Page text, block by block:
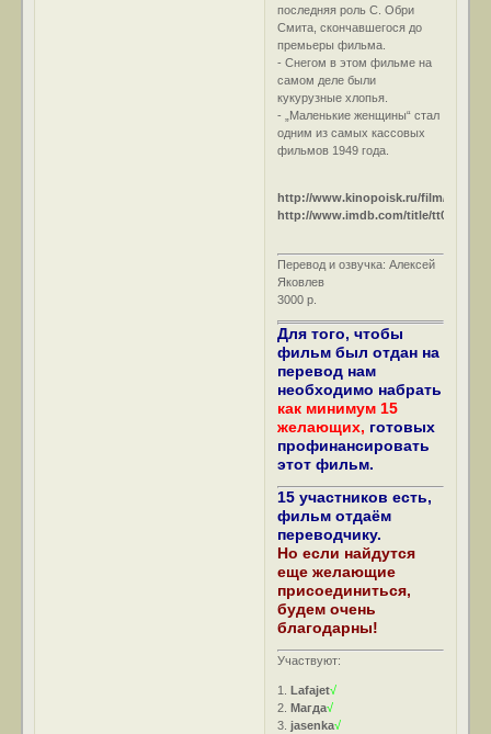
последняя роль С. Обри
Смита, скончавшегося до
премьеры фильма.
- Снегом в этом фильме на
самом деле были
кукурузные хлопья.
- „Маленькие женщины“ стал
одним из самых кассовых
фильмов 1949 года.
http://www.kinopoisk.ru/film/9834/
http://www.imdb.com/title/tt0041594/
Перевод и озвучка: Алексей
Яковлев
3000 р.
Для того, чтобы
фильм был отдан на
перевод нам
необходимо набрать
как минимум 15
желающих, готовых
профинансировать
этот фильм.
15 участников есть,
фильм отдаём
переводчику.
Но если найдутся
еще желающие
присоединиться,
будем очень
благодарны!
Участвуют:
1.Lafajet√
2.Магда√
3.jasenka√